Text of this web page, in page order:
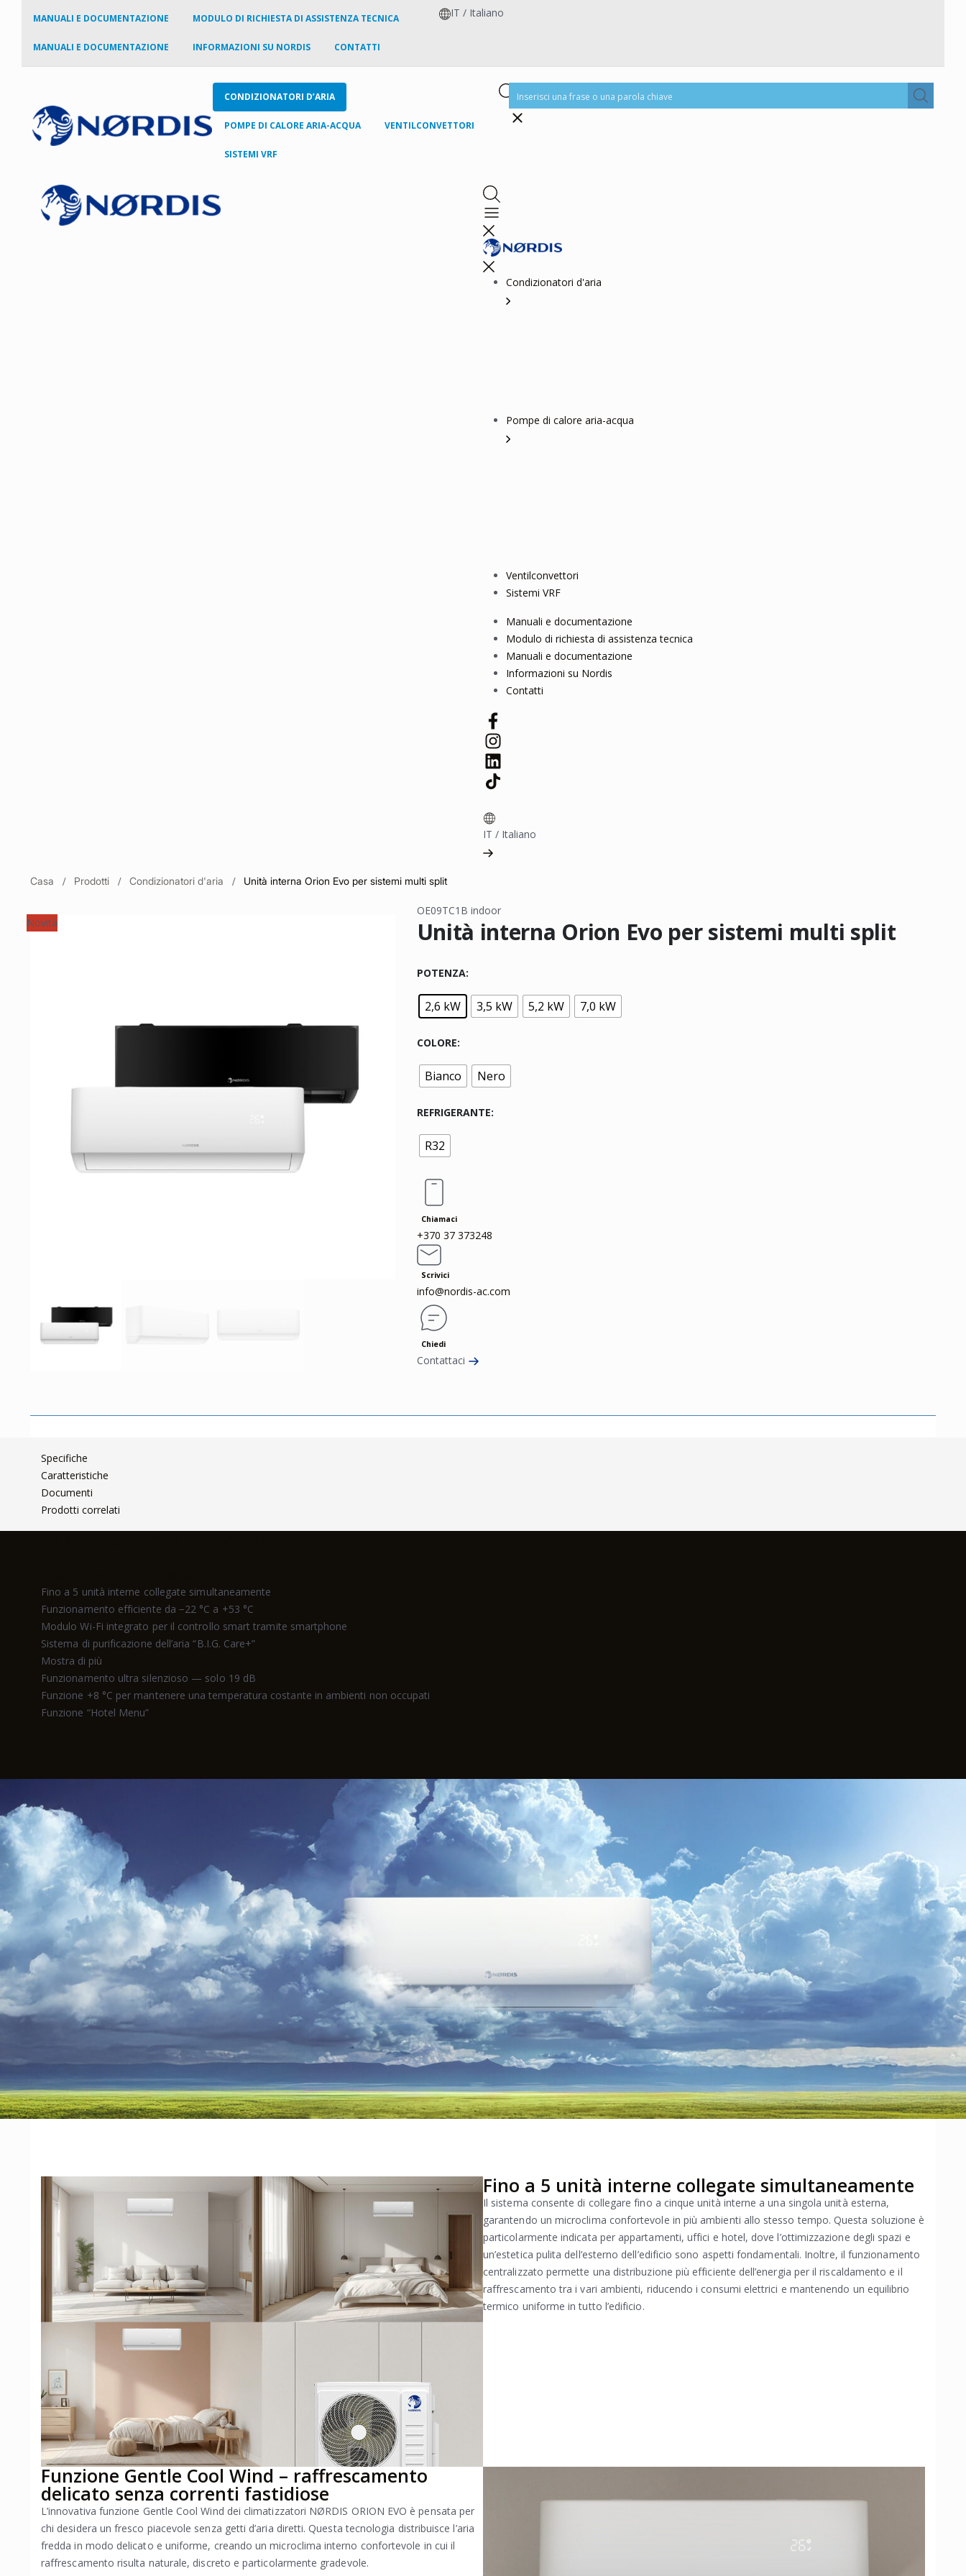
MANUALI E DOCUMENTAZIONE MODULO DI RICHIESTA DI ASSISTENZA TECNICA
MANUALI E DOCUMENTAZIONE INFORMAZIONI SU NORDIS CONTATTI
IT / Italiano
CONDIZIONATORI D’ARIA
POMPE DI CALORE ARIA-ACQUA VENTILCONVETTORI
SISTEMI VRF
Condizionatori d'aria
Pompe di calore aria-acqua
Ventilconvettori
Sistemi VRF
Manuali e documentazione
Modulo di richiesta di assistenza tecnica
Manuali e documentazione
Informazioni su Nordis
Contatti
IT / Italiano
Casa Prodotti Condizionatori d'aria Unità interna Orion Evo per sistemi multi split
Novità
OE09TC1B indoor
Unità interna Orion Evo per sistemi multi split
POTENZA
2,6 kW 3,5 kW 5,2 kW 7,0 kW
COLORE
Bianco Nero
REFRIGERANTE
R32
Chiamaci
+370 37 373248
Scrivici
info@nordis-ac.com
Chiedi
Contattaci
Specifiche
Caratteristiche
Documenti
Prodotti correlati
Fino a 5 unità interne collegate simultaneamente
Funzionamento efficiente da −22 °C a +53 °C
Modulo Wi-Fi integrato per il controllo smart tramite smartphone
Sistema di purificazione dell’aria “B.I.G. Care+”
Mostra di più
Funzionamento ultra silenzioso — solo 19 dB
Funzione +8 °C per mantenere una temperatura costante in ambienti non occupati
Funzione “Hotel Menu”
Fino a 5 unità interne collegate simultaneamente
Il sistema consente di collegare fino a cinque unità interne a una singola unità esterna,
garantendo un microclima confortevole in più ambienti allo stesso tempo. Questa soluzione è
particolarmente indicata per appartamenti, uffici e hotel, dove l’ottimizzazione degli spazi e
un’estetica pulita dell’esterno dell’edificio sono aspetti fondamentali. Inoltre, il funzionamento
centralizzato permette una distribuzione più efficiente dell’energia per il riscaldamento e il
raffrescamento tra i vari ambienti, riducendo i consumi elettrici e mantenendo un equilibrio
termico uniforme in tutto l’edificio.
Funzione Gentle Cool Wind – raffrescamento
delicato senza correnti fastidiose
L’innovativa funzione Gentle Cool Wind dei climatizzatori NØRDIS ORION EVO è pensata per
chi desidera un fresco piacevole senza getti d’aria diretti. Questa tecnologia distribuisce l’aria
fredda in modo delicato e uniforme, creando un microclima interno confortevole in cui il
raffrescamento risulta naturale, discreto e particolarmente gradevole.